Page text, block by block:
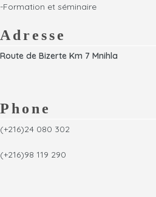
-Formation et séminaire
Adresse
Route de Bizerte Km 7 Mnihla
Phone
(+216)24 080 302
(+216)98 119 290